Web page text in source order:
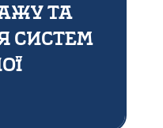
та
систем